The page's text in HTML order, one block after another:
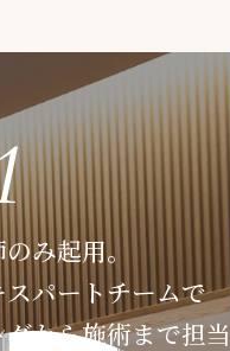
み起用。
パートチームで
から施術まで担当